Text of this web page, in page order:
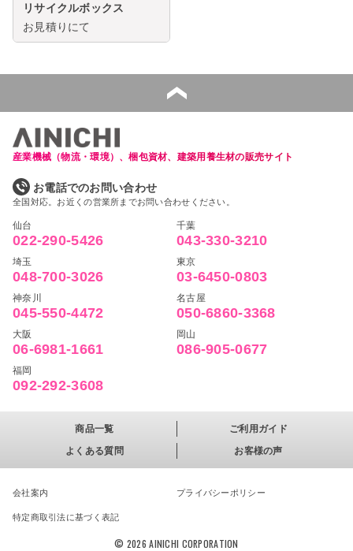
リサイクルボックス
お見積りにて
産業機械（物流・環境）、梱包資材、建築用養生材の販売サイト
お電話でのお問い合わせ
全国対応。お近くの営業所までお問い合わせください。
仙台
022-290-5426
千葉
043-330-3210
埼玉
048-700-3026
東京
03-6450-0803
神奈川
045-550-4472
名古屋
050-6860-3368
大阪
06-6981-1661
岡山
086-905-0677
福岡
092-292-3608
商品一覧
ご利用ガイド
よくある質問
お客様の声
会社案内 プライバシーポリシー
特定商取引法に基づく表記
© 2026 AINICHI CORPORATION